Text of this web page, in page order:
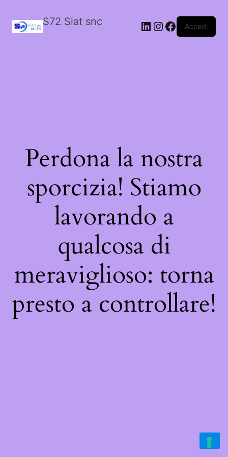
S72 Siat snc LinkedIn
Instagram
Facebook
Accedi
Perdona la nostra
sporcizia! Stiamo
lavorando a
qualcosa di
meraviglioso: torna
presto a controllare!